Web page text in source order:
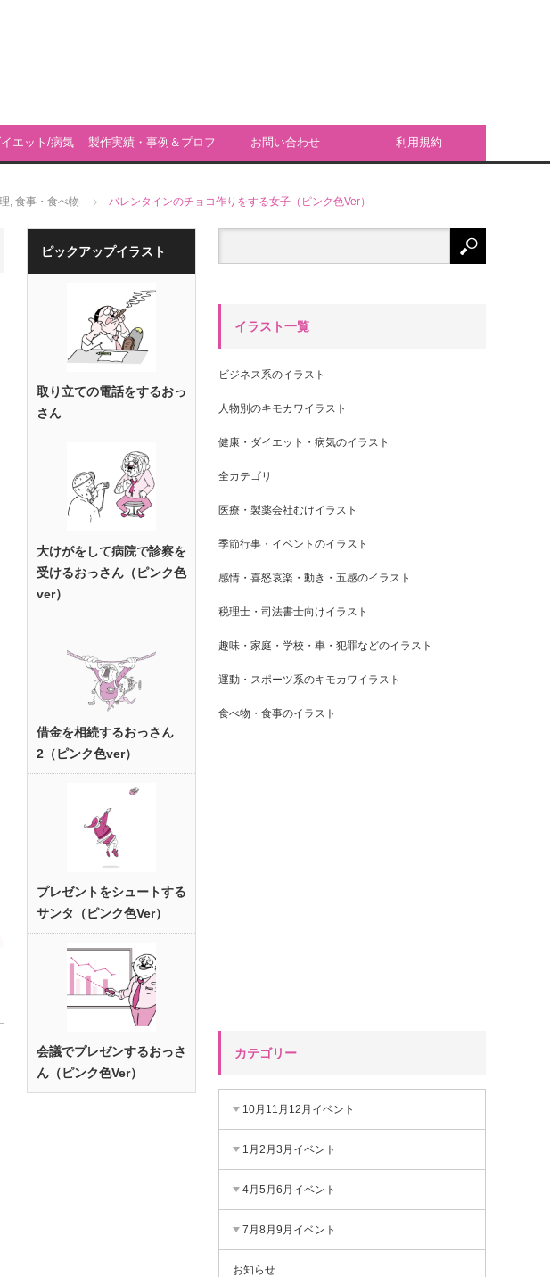
エット/病気 製作実績・事例＆プロフ お問い合わせ 利用規約
, 食事・食べ物 バレンタインのチョコ作りをする女子（ピンク色Ver）
ピックアップイラスト
取り立ての電話をするおっ
さん
大けがをして病院で診察を
受けるおっさん（ピンク色
ver）
借金を相続するおっさん
2（ピンク色ver）
プレゼントをシュートする
サンタ（ピンク色Ver）
会議でプレゼンするおっさ
ん（ピンク色Ver）
イラスト一覧
ビジネス系のイラスト
人物別のキモカワイラスト
健康・ダイエット・病気のイラスト
全カテゴリ
医療・製薬会社むけイラスト
季節行事・イベントのイラスト
感情・喜怒哀楽・動き・五感のイラスト
税理士・司法書士向けイラスト
趣味・家庭・学校・車・犯罪などのイラスト
運動・スポーツ系のキモカワイラスト
食べ物・食事のイラスト
カテゴリー
10月11月12月イベント
1月2月3月イベント
4月5月6月イベント
7月8月9月イベント
お知らせ